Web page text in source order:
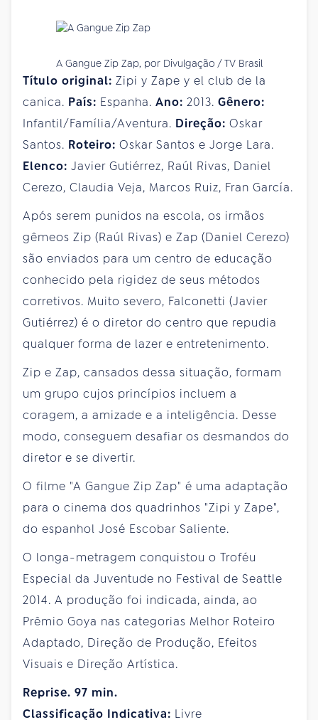
A Gangue Zip Zap, por Divulgação / TV Brasil
Título original: Zipi y Zape y el club de la
canica. País: Espanha. Ano: 2013. Gênero:
Infantil/Família/Aventura. Direção: Oskar
Santos. Roteiro: Oskar Santos e Jorge Lara.
Elenco: Javier Gutiérrez, Raúl Rivas, Daniel
Cerezo, Claudia Veja, Marcos Ruiz, Fran García.
Após serem punidos na escola, os irmãos
gêmeos Zip (Raúl Rivas) e Zap (Daniel Cerezo)
são enviados para um centro de educação
conhecido pela rigidez de seus métodos
corretivos. Muito severo, Falconetti (Javier
Gutiérrez) é o diretor do centro que repudia
qualquer forma de lazer e entretenimento.
Zip e Zap, cansados dessa situação, formam
um grupo cujos princípios incluem a
coragem, a amizade e a inteligência. Desse
modo, conseguem desafiar os desmandos do
diretor e se divertir.
O filme "A Gangue Zip Zap" é uma adaptação
para o cinema dos quadrinhos "Zipi y Zape",
do espanhol José Escobar Saliente.
O longa-metragem conquistou o Troféu
Especial da Juventude no Festival de Seattle
2014. A produção foi indicada, ainda, ao
Prêmio Goya nas categorias Melhor Roteiro
Adaptado, Direção de Produção, Efeitos
Visuais e Direção Artística.
Reprise. 97 min.
Classificação Indicativa: Livre